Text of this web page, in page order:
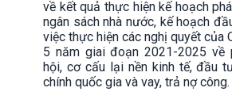
về kết quả thực hiện kế hoạch
ngân sách nhà nước, kế hoạch
việc thực hiện các nghị quyết của
5 năm giai đoạn 2021-2025 về
hội, cơ cấu lại nền kinh tế, đầu
chính quốc gia và vay, trả nợ công.